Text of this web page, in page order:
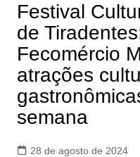
Festival
de
Fecomércio
atrações
semana
28 de agosto de 2024